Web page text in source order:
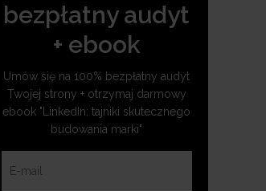
bezpłatny audyt
+ ebook
Umów się na 100% bezpłatny audyt
Twojej strony + otrzymaj darmowy
ebook "LinkedIn: tajniki skutecznego
budowania marki"